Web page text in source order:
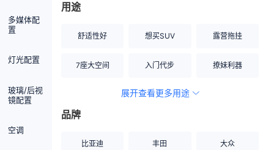
多媒体配
置
灯光配置
玻璃/后视
镜配置
空调
用途
舒适性好 想买SUV 露营拖挂
7座大空间 入门代步 撩妹利器
空间宽敞
展开查看更多用途
品牌
比亚迪 丰田 大众